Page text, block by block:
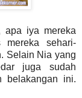
apa iya mereka
mereka sehari-
Selain Nia yang
juga sudah
belakangan ini.